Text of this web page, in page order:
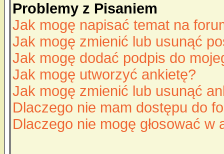
Problemy z Pisaniem
Jak mogę napisać temat na
Jak mogę zmienić lub usunąć
Jak mogę dodać podpis do
Jak mogę utworzyć ankietę?
Jak mogę zmienić lub usunąć
Dlaczego nie mam dostępu do
Dlaczego nie mogę głosować w